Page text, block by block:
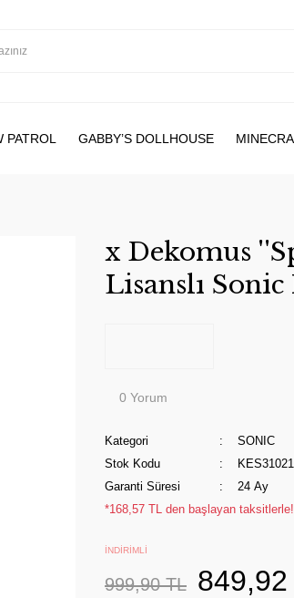
PATROL GABBY’S DOLLHOUSE
x Dekomus
Lisanslı
0 Yorum
Kategori
SONIC
Stok Kodu
Garanti Süresi
24 Ay
*168,57 TL den başlayan taksitlerle!
İNDİRİMLİ
999,90 TL 849,92